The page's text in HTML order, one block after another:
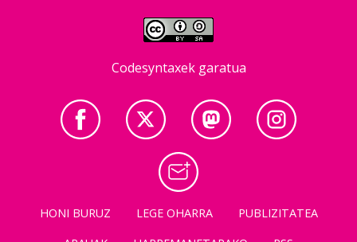
Codesyntaxek garatua
HONI BURUZ LEGE OHARRA
PUBLIZITATEA